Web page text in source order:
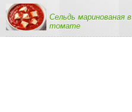
Сельдь маринованая в
томате